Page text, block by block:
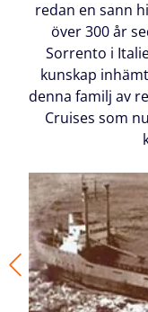
redan en sann
över 300 år
Sorrento i
kunskap
denna familj av
Cruises som